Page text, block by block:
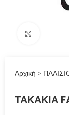
Αρχική >
ΤΑΚΑΚΙΑ